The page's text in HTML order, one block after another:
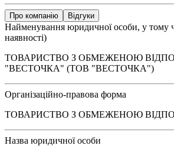
Про компанію Відгуки
Найменування юридичної особи, у тому
наявності)
ТОВАРИСТВО З ОБМЕЖЕНОЮ
"ВЕСТОЧКА" (ТОВ "ВЕСТОЧКА")
Організаційно-правова форма
ТОВАРИСТВО З ОБМЕЖЕНОЮ
Назва юридичної особи